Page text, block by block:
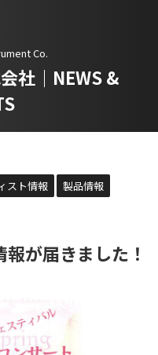
Co.
社｜NEWS &
スト情報
製品情報
が届きました！